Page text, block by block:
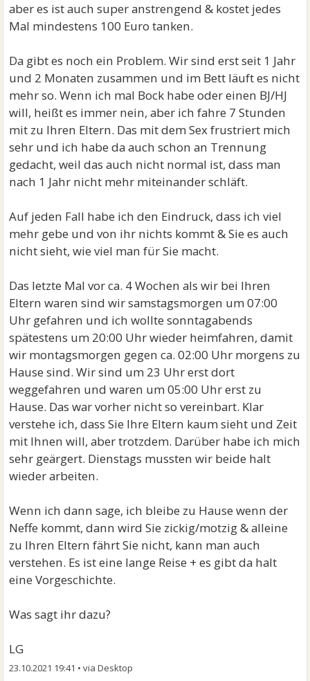
aber es ist auch super anstrengend & kostet jedes
Mal mindestens 100 Euro tanken.
Da gibt es noch ein Problem. Wir sind erst seit 1 Jahr
und 2 Monaten zusammen und im Bett läuft es nicht
mehr so. Wenn ich mal Bock habe oder einen BJ/HJ
will, heißt es immer nein, aber ich fahre 7 Stunden
mit zu Ihren Eltern. Das mit dem Sex frustriert mich
sehr und ich habe da auch schon an Trennung
gedacht, weil das auch nicht normal ist, dass man
nach 1 Jahr nicht mehr miteinander schläft.
Auf jeden Fall habe ich den Eindruck, dass ich viel
mehr gebe und von ihr nichts kommt & Sie es auch
nicht sieht, wie viel man für Sie macht.
Das letzte Mal vor ca. 4 Wochen als wir bei Ihren
Eltern waren sind wir samstagsmorgen um 07:00
Uhr gefahren und ich wollte sonntagabends
spätestens um 20:00 Uhr wieder heimfahren, damit
wir montagsmorgen gegen ca. 02:00 Uhr morgens zu
Hause sind. Wir sind um 23 Uhr erst dort
weggefahren und waren um 05:00 Uhr erst zu
Hause. Das war vorher nicht so vereinbart. Klar
verstehe ich, dass Sie Ihre Eltern kaum sieht und Zeit
mit Ihnen will, aber trotzdem. Darüber habe ich mich
sehr geärgert. Dienstags mussten wir beide halt
wieder arbeiten.
Wenn ich dann sage, ich bleibe zu Hause wenn der
Neffe kommt, dann wird Sie zickig/motzig & alleine
zu Ihren Eltern fährt Sie nicht, kann man auch
verstehen. Es ist eine lange Reise + es gibt da halt
eine Vorgeschichte.
Was sagt ihr dazu?
LG
23.10.2021 19:41 •